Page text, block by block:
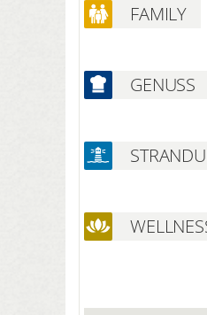
FAMILY
GENUSS